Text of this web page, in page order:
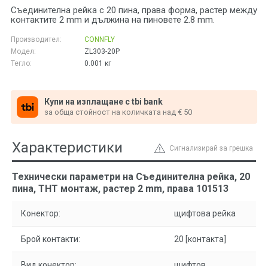
Съединителна рейка с 20 пина, права форма, растер между
контактите 2 mm и дължина на пиновете 2.8 mm.
Производител:
CONNFLY
Модел:
ZL303-20P
Тегло:
0.001 кг
Купи на изплащане с tbi bank
за обща стойност на количката над € 50
Сигнализирай за грешка
Характеристики
Технически параметри на Съединителна рейка, 20
пина, THT монтаж, растер 2 mm, права 101513
Конектор: щифтова рейка
Брой контакти: 20 [контакта]